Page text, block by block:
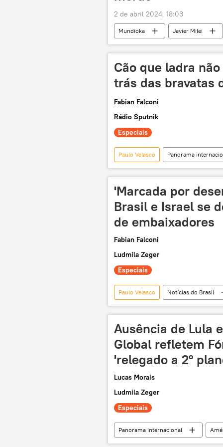
2 de abril 2024, 18:03
Mundioka Javier Milei
Colômbia
Américas
relações bilaterais
Cão que ladra
trás das bravatas
Fabian Falconi
Rádio Sputnik
Especiais
Paulo Velasco Panorama
Argentina
Gustavo Petro
'Marcada por
Brasil e Israel se
de embaixadores
Fabian Falconi
Ludmila Zeger
Especiais
Paulo Velasco Notícias do Brasil
Brasil
Gaza Psol
Ausência de Lula
Global refletem
'relegado a 2º
Lucas Morais
Ludmila Zeger
Especiais
Panorama internacional
Brasil
Marina Silva